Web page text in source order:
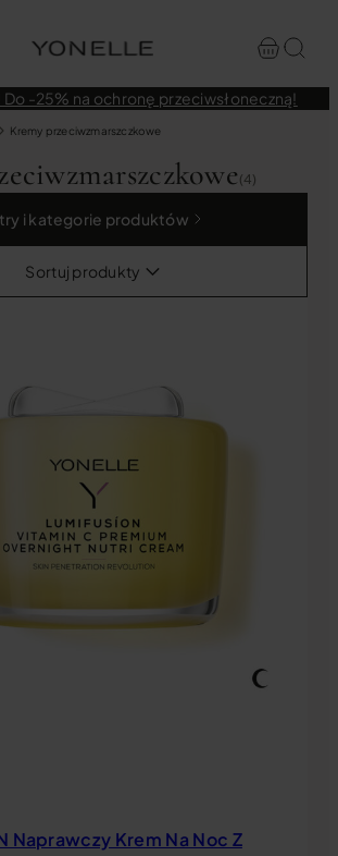
Do -25% na ochronę przeciwsłoneczną!
Kremy przeciwzmarszczkowe
(4)
i kategorie produktów
Sortuj produkty
Naprawczy Krem Na Noc Z